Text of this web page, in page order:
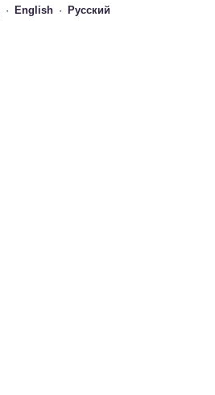
· English · Русский